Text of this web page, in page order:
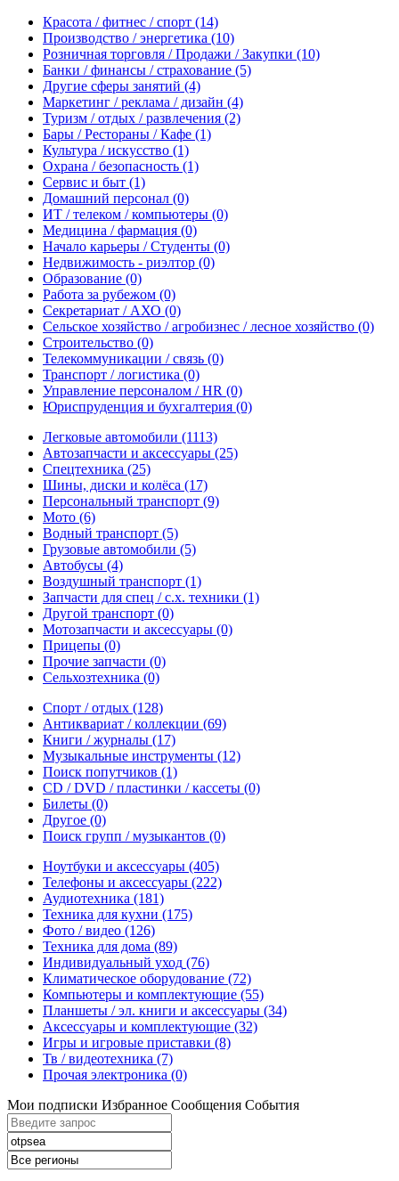
Красота / фитнес / спорт (14)
Производство / энергетика (10)
Розничная торговля / Продажи / Закупки (10)
Банки / финансы / страхование (5)
Другие сферы занятий (4)
Маркетинг / реклама / дизайн (4)
Туризм / отдых / развлечения (2)
Бары / Рестораны / Кафе (1)
Культура / искусство (1)
Охрана / безопасность (1)
Сервис и быт (1)
Домашний персонал (0)
ИТ / телеком / компьютеры (0)
Медицина / фармация (0)
Начало карьеры / Студенты (0)
Недвижимость - риэлтор (0)
Образование (0)
Работа за рубежом (0)
Секретариат / АХО (0)
Сельское хозяйство / агробизнес / лесное хозяйство (0)
Строительство (0)
Телекоммуникации / связь (0)
Транспорт / логистика (0)
Управление персоналом / HR (0)
Юриспруденция и бухгалтерия (0)
Легковые автомобили (1113)
Автозапчасти и аксессуары (25)
Спецтехника (25)
Шины, диски и колёса (17)
Персональный транспорт (9)
Мото (6)
Водный транспорт (5)
Грузовые автомобили (5)
Автобусы (4)
Воздушный транспорт (1)
Запчасти для спец / с.х. техники (1)
Другой транспорт (0)
Мотозапчасти и аксессуары (0)
Прицепы (0)
Прочие запчасти (0)
Сельхозтехника (0)
Спорт / отдых (128)
Антиквариат / коллекции (69)
Книги / журналы (17)
Музыкальные инструменты (12)
Поиск попутчиков (1)
CD / DVD / пластинки / кассеты (0)
Билеты (0)
Другое (0)
Поиск групп / музыкантов (0)
Ноутбуки и аксессуары (405)
Телефоны и аксессуары (222)
Аудиотехника (181)
Техника для кухни (175)
Фото / видео (126)
Техника для дома (89)
Индивидуальный уход (76)
Климатическое оборудование (72)
Компьютеры и комплектующие (55)
Планшеты / эл. книги и аксессуары (34)
Аксессуары и комплектующие (32)
Игры и игровые приставки (8)
Тв / видеотехника (7)
Прочая электроника (0)
Мои подписки Избранное Сообщения События